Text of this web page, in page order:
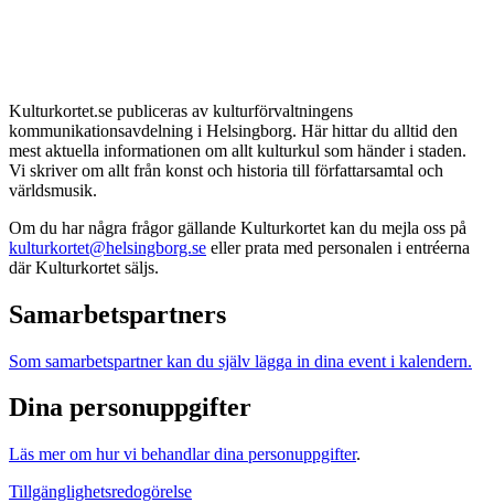
Kulturkortet.se publiceras av kulturförvaltningens
kommunikationsavdelning i Helsingborg. Här hittar du alltid den
mest aktuella informationen om allt kulturkul som händer i staden.
Vi skriver om allt från konst och historia till författarsamtal och
världsmusik.
Om du har några frågor gällande Kulturkortet kan du mejla oss på
kulturkortet@helsingborg.se eller prata med personalen i entréerna
där Kulturkortet säljs.
Samarbetspartners
Som samarbetspartner kan du själv lägga in dina event i kalendern.
Dina personuppgifter
Läs mer om hur vi behandlar dina personuppgifter.
Tillgänglighetsredogörelse